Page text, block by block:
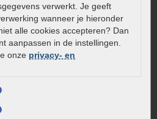
verwerkt. Je geeft
wanneer je hieronder
alle cookies accepteren? Dan
aanpassen in de instellingen.
onze privacy- en